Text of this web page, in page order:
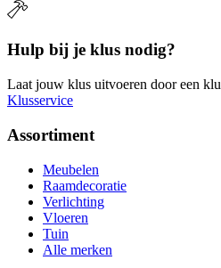
Hulp bij je klus nodig?
Laat jouw klus uitvoeren door een
Klusservice
Assortiment
Meubelen
Raamdecoratie
Verlichting
Vloeren
Tuin
Alle merken